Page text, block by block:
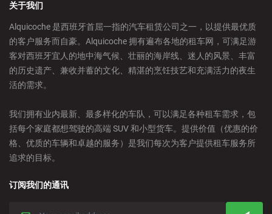
关于我们
Alquicoche 是西班牙首屈一指的汽车租赁公司之一，以提供最优质
的客户服务而自豪。Alquicoche 拥有遍布各地的租车网，可满足游
客对西班牙宜人的地中海气候、壮丽的海岸线、迷人的风景、丰富
的历史遗产、兼收并蓄的文化、精湛的烹饪技艺和充满活力的夜生
活的需求。
我们拥有业内最新、最多样化的车队，可以满足各种租车需求，包
括每个家庭都想驾驶的高端 SUV 和小型货车。提供价值（优惠的价
格、优质的车辆和卓越的服务）是我们每次为客户提供租车服务所
追求的目标。
订阅我们的通讯